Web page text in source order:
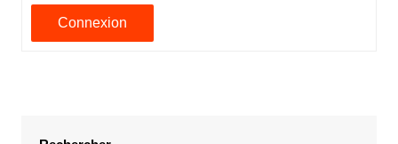
Connexion